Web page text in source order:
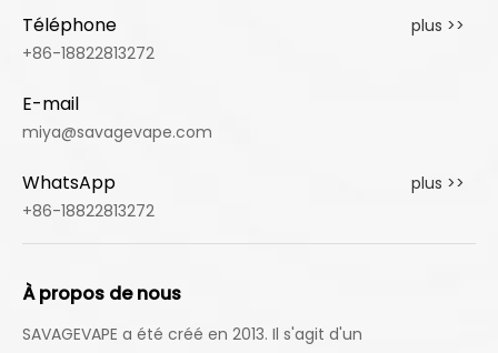
Téléphone
plus >>
+86-18822813272
E-mail
miya@savagevape.com
WhatsApp
plus >>
+86-18822813272
À propos de nous
SAVAGEVAPE a été créé en 2013. Il s'agit d'un